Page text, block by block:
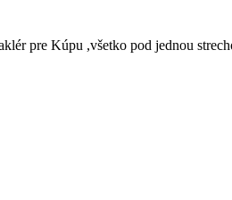
pre Kúpu ,všetko pod jednou